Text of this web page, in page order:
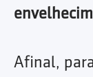
Afinal,